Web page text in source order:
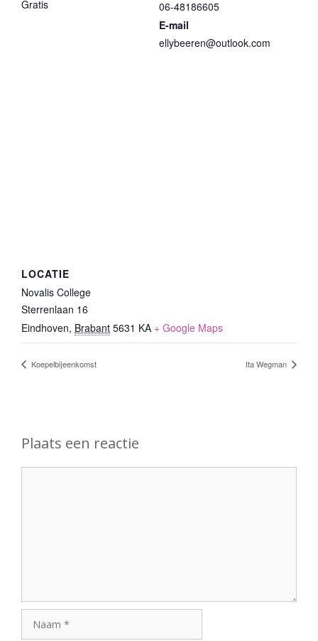
Gratis
06-48186605
E-mail
ellybeeren@outlook.com
LOCATIE
Novalis College
Sterrenlaan 16
Eindhoven, Brabant 5631 KA + Google Maps
Koepelbijeenkomst Ita Wegman
Plaats een reactie